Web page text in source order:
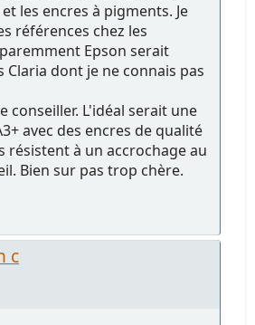
les encres à pigments. Je
références chez les
Epson serait
Claria dont je ne connais pas
conseiller. L'idéal serait une
avec des encres de qualité
résistent à un accrochage au
Bien sur pas trop chère.
c